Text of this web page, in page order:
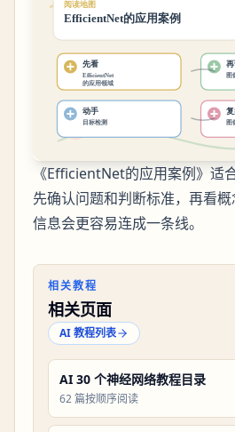
《EfficientNet的应用案例》适
先确认问题和判断标准，再看概
信息会更容易连成一条线。
相关教程
相关页面
AI 教程列表
AI 30 个神经网络教程目录
62 篇按顺序阅读